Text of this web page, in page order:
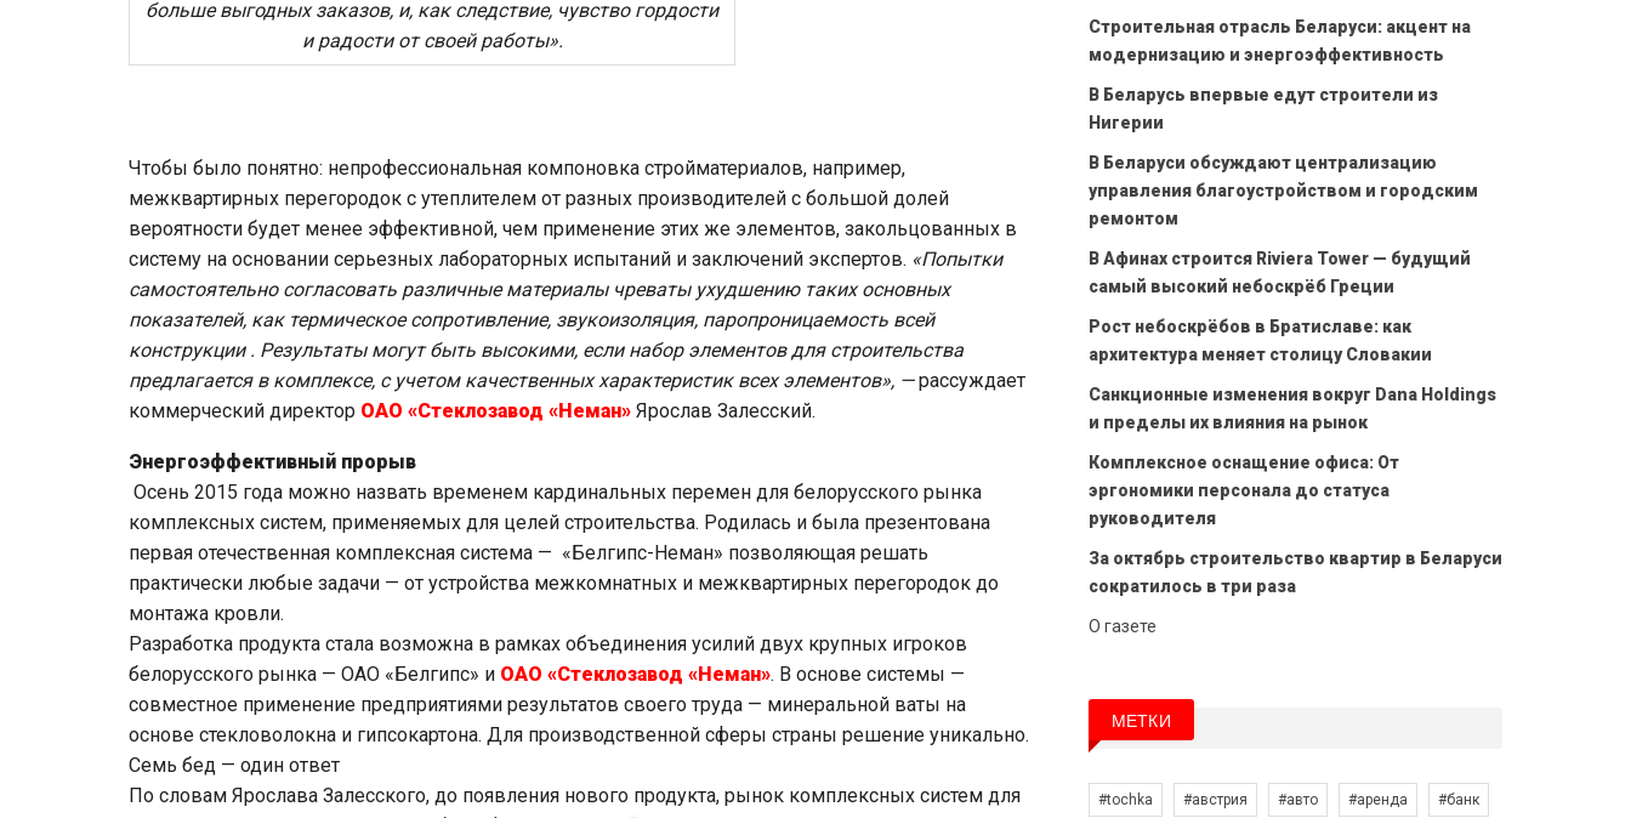
больше выгодных заказов, и, как следствие, чувство гордости
и радости от своей работы».
Чтобы было понятно: непрофессиональная компоновка стройматериалов, например,
межквартирных перегородок с утеплителем от разных производителей с большой долей
вероятности будет менее эффективной, чем применение этих же элементов, закольцованных в
систему на основании серьезных лабораторных испытаний и заключений экспертов. «Попытки
самостоятельно согласовать различные материалы чреваты ухудшению таких основных
показателей, как термическое сопротивление, звукоизоляция, паропроницаемость всей
конструкции . Результаты могут быть высокими, если набор элементов для строительства
предлагается в комплексе, с учетом качественных характеристик всех элементов», —рассуждает
коммерческий директор ОАО «Стеклозавод «Неман» Ярослав Залесский.
Энергоэффективный прорыв
Осень 2015 года можно назвать временем кардинальных перемен для белорусского рынка
комплексных систем, применяемых для целей строительства. Родилась и была презентована
первая отечественная комплексная система — «Белгипс-Неман» позволяющая решать
практически любые задачи — от устройства межкомнатных и межквартирных перегородок до
монтажа кровли.
Разработка продукта стала возможна в рамках объединения усилий двух крупных игроков
белорусского рынка — ОАО «Белгипс» и ОАО «Стеклозавод «Неман». В основе системы —
совместное применение предприятиями результатов своего труда — минеральной ваты на
основе стекловолокна и гипсокартона. Для производственной сферы страны решение уникально.
Семь бед — один ответ
По словам Ярослава Залесского, до появления нового продукта, рынок комплексных систем для
Строительная отрасль Беларуси: акцент на
модернизацию и энергоэффективность
В Беларусь впервые едут строители из
Нигерии
В Беларуси обсуждают централизацию
управления благоустройством и городским
ремонтом
В Афинах строится Riviera Tower — будущий
самый высокий небоскрёб Греции
Рост небоскрёбов в Братиславе: как
архитектура меняет столицу Словакии
Санкционные изменения вокруг Dana Holdings
и пределы их влияния на рынок
Комплексное оснащение офиса: От
эргономики персонала до статуса
руководителя
За октябрь строительство квартир в Беларуси
сократилось в три раза
О газете
МЕТКИ
#tochka #австрия #авто #аренда #банк